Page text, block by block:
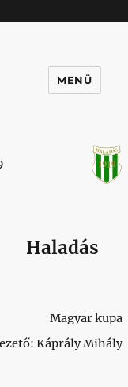
MENÜ
Haladás
Magyar kupa
Káprály Mihály